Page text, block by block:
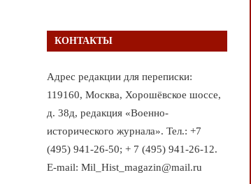
КОНТАКТЫ
Адрес редакции для переписки:
119160, Москва, Хорошёвское шоссе,
д. 38д, редакция «Военно-
исторического журнала». Тел.: +7
(495) 941-26-50; + 7 (495) 941-26-12.
E-mail: Mil_Hist_magazin@mail.ru